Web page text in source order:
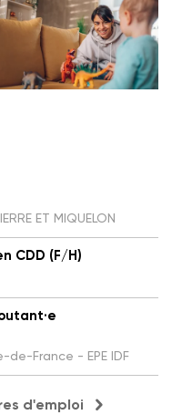
ET MIQUELON
CDD (F/H)
France - EPE IDF
d'emploi